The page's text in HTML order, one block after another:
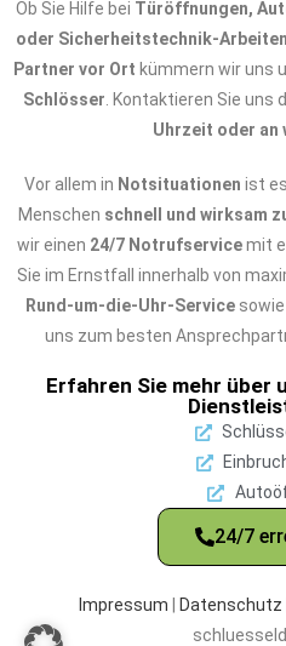
Ob Sie Hilfe bei Türöffnungen,
oder Sicherheitstechnik-Arbeiten
Partner vor Ort kümmern wir uns
Schlösser . Kontaktieren Sie
Uhrzeit oder an
Vor allem in Notsituationen ist
Menschen schnell und wirksam
wir einen 24/7 Notrufservicemit
Sie im Ernstfall innerhalb von
Rund-um-die-Uhr-Servicesowie
uns zum besten
Erfahren Sie mehr über
24/7
Impressum Datenschutz |